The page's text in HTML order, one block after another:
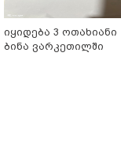
იყიდება 3 ოთახიანი
ბინა ვარკეთილში